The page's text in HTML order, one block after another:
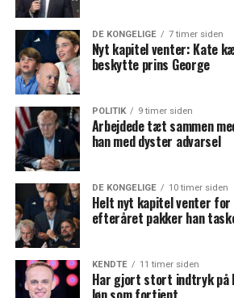
DE KONGELIGE 7 timer siden
Nyt kapitel venter: Kate
beskytte prins George
POLITIK 9 timer siden
Arbejdede tæt sammen
han med dyster advarsel
DE KONGELIGE 10 timer siden
Helt nyt kapitel venter for
efteråret pakker han
KENDTE 11 timer siden
Har gjort stort indtryk på